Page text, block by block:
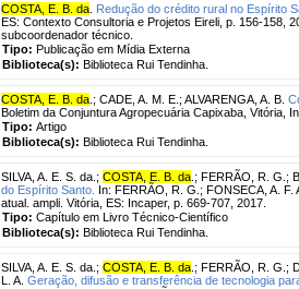
COSTA, E. B. da Redução do crédito rural no Espírito
ES: Contexto Consultoria e Projetos Eireli, p. 156-158,
subcoordenador técnico.
Tipo: Publicação em Mídia Externa
Biblioteca(s): Biblioteca Rui Tendinha.
COSTA, E. B. da ; CADE, A. M. E. ; ALVARENGA, A. B.
Boletim da Conjuntura Agropecuária Capixaba, Vitória,
Tipo: Artigo
Biblioteca(s): Biblioteca Rui Tendinha.
SILVA, A. E. S. da. ; COSTA, E. B. da ; FERRÃO, R. G. ;
do Espírito Santo. In: FERRÃO, R. G.; FONSECA, A. F.
atual. ampli. Vitória, ES: Incaper, p. 669-707, 2017.
Tipo: Capítulo em Livro Técnico-Científico
Biblioteca(s): Biblioteca Rui Tendinha.
SILVA, A. E. S. da. ; COSTA, E. B. da ; FERRÃO, R. G. ;
L. A. Geração, difusão e transferência de tecnologia